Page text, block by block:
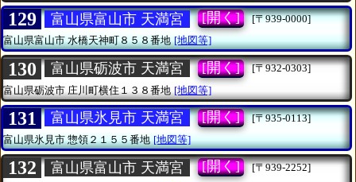
129 富山県富山市 天満宮 [開く]
[〒939-0000]
富山県富山市水橋天神町８５８番地 [地図等]
130 富山県砺波市 天満宮 [開く]
[〒932-0303]
富山県砺波市 庄川町横住１３８番地 [地図等]
131 富山県氷見市 天満宮 [開く]
[〒935-0113]
富山県氷見市惣領２１５５番地 [地図等]
132 富山県富山市 天満宮 [開く]
[〒939-2252]